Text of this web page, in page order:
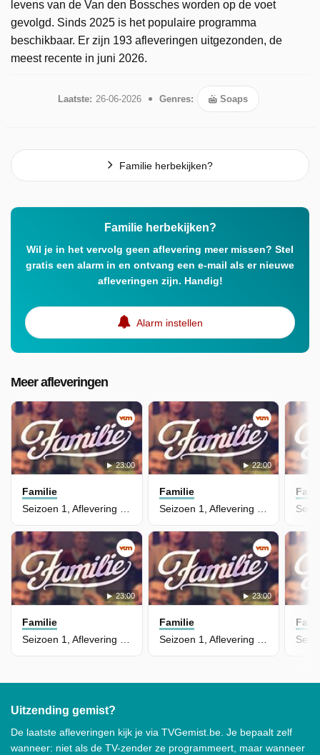
levens van de Van den Bossches worden op de voet
gevolgd. Sinds 2025 is het populaire programma
beschikbaar. Er zijn 193 afleveringen uitgezonden, de
meest recente in juni 2026.
Laatste: 26-06-2026 Genres: Soaps
Familie herbekijken?
Familie herbekijken?
Wil je in het vervolg geen aflevering meer missen? Stel
gratis een alarm in en ontvang een e-mail als er nieuwe
afleveringen zijn. Handig!
Alarm instellen
Meer afleveringen
23:00
Familie
Seizoen 1, Aflevering 43
22:00
Familie
Seizoen 1, Aflevering 42
23:00
Familie
23:00
Familie
Uitzending gemist?
De laatste afleveringen kijk je via TVGemist.be. Je bepaalt zelf
wanneer: niet als de TV-zender ze programmeert, maar wanneer